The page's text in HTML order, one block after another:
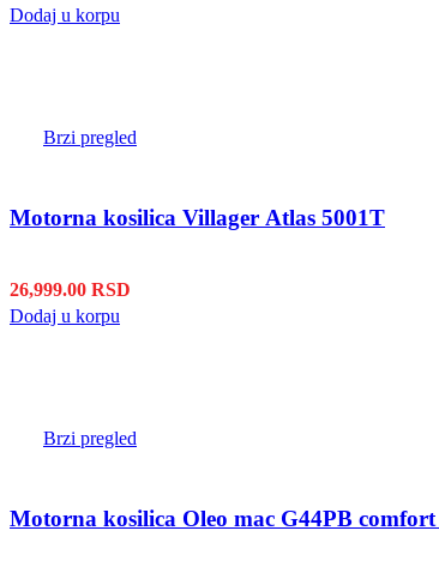
Dodaj u korpu
Brzi pregled
Motorna kosilica Villager Atlas 5001T
26,999.00 RSD
Dodaj u korpu
Brzi pregled
Motorna kosilica Oleo mac G44PB